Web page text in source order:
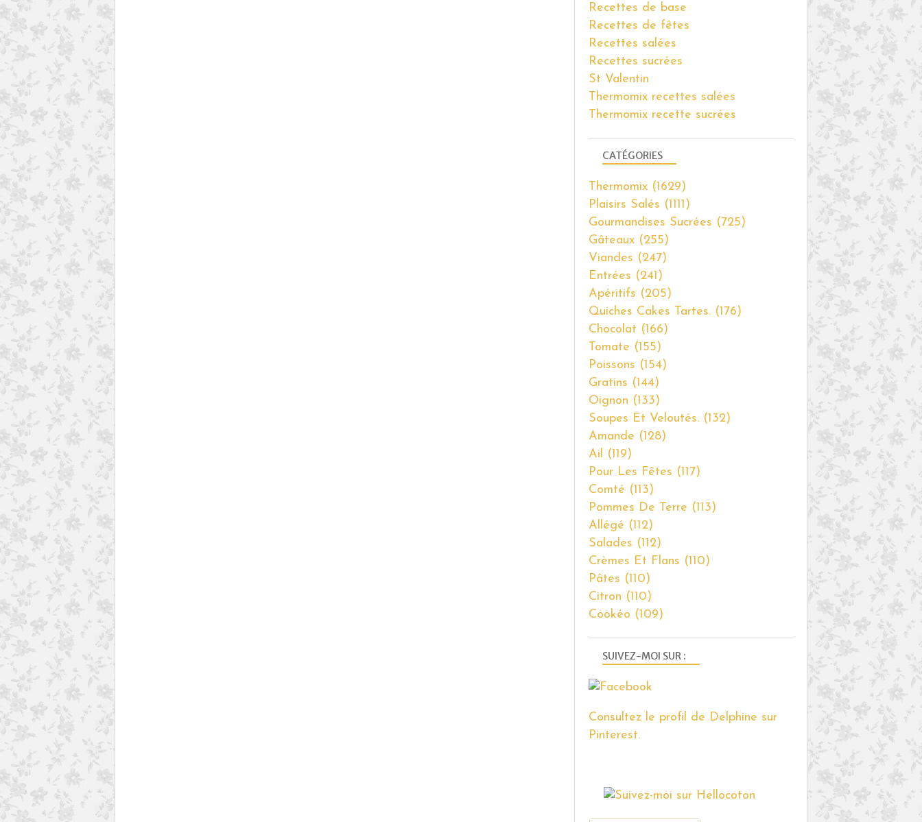
Recettes de base
Recettes de fêtes
Recettes salées
Recettes sucrées
St Valentin
Thermomix recettes salées
Thermomix recette sucrées
CATÉGORIES
Thermomix (1629)
Plaisirs Salés (1111)
Gourmandises Sucrées (725)
Gâteaux (255)
Viandes (247)
Entrées (241)
Apéritifs (205)
Quiches Cakes Tartes. (176)
Chocolat (166)
Tomate (155)
Poissons (154)
Gratins (144)
Oignon (133)
Soupes Et Veloutés. (132)
Amande (128)
Ail (119)
Pour Les Fêtes (117)
Comté (113)
Pommes De Terre (113)
Allégé (112)
Salades (112)
Crèmes Et Flans (110)
Pâtes (110)
Citron (110)
Cookéo (109)
SUIVEZ-MOI SUR :
Consultez le profil de Delphine sur
Pinterest.